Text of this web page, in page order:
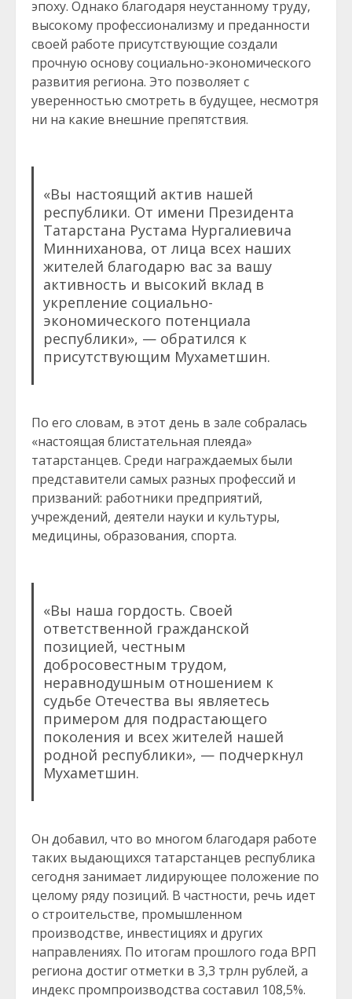
эпоху. Однако благодаря неустанному труду,
высокому профессионализму и преданности
своей работе присутствующие создали
прочную основу социально-экономического
развития региона. Это позволяет с
уверенностью смотреть в будущее, несмотря
ни на какие внешние препятствия.
«Вы настоящий актив нашей
республики. От имени Президента
Татарстана Рустама Нургалиевича
Минниханова, от лица всех наших
жителей благодарю вас за вашу
активность и высокий вклад в
укрепление социально-
экономического потенциала
республики», — обратился к
присутствующим Мухаметшин.
По его словам, в этот день в зале собралась
«настоящая блистательная плеяда»
татарстанцев. Среди награждаемых были
представители самых разных профессий и
призваний: работники предприятий,
учреждений, деятели науки и культуры,
медицины, образования, спорта.
«Вы наша гордость. Своей
ответственной гражданской
позицией, честным
добросовестным трудом,
неравнодушным отношением к
судьбе Отечества вы являетесь
примером для подрастающего
поколения и всех жителей нашей
родной республики», — подчеркнул
Мухаметшин.
Он добавил, что во многом благодаря работе
таких выдающихся татарстанцев республика
сегодня занимает лидирующее положение по
целому ряду позиций. В частности, речь идет
о строительстве, промышленном
производстве, инвестициях и других
направлениях. По итогам прошлого года ВРП
региона достиг отметки в 3,3 трлн рублей, а
индекс промпроизводства составил 108,5%.